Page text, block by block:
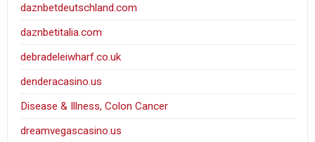
daznbetdeutschland.com
daznbetitalia.com
debradeleiwharf.co.uk
denderacasino.us
Disease & Illness, Colon Cancer
dreamvegascasino.us